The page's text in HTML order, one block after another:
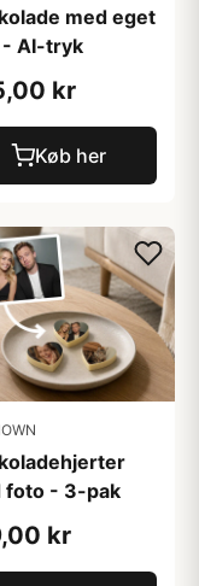
med eget
AI-tryk
kr
Køb her
foto - 3-pak
kr